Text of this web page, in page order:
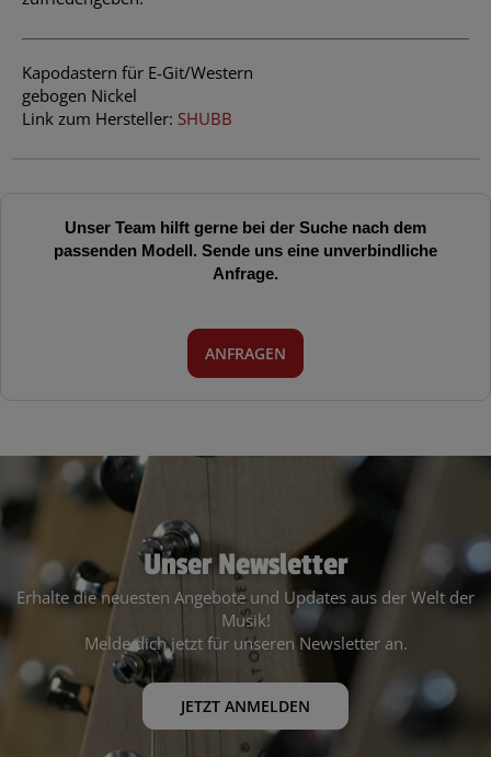
Kapodastern für E-Git/Western
gebogen Nickel
Link zum Hersteller: SHUBB
Unser Team hilft gerne bei der Suche nach dem
passenden Modell. Sende uns eine unverbindliche
Anfrage.
ANFRAGEN
Unser Newsletter
Erhalte die neuesten Angebote und Updates aus der Welt der
Musik!
Melde dich jetzt für unseren Newsletter an.
JETZT ANMELDEN